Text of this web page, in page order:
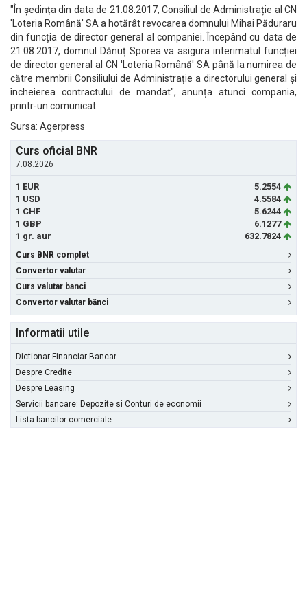
"În ședința din data de 21.08.2017, Consiliul de Administrație al CN
'Loteria Română' SA a hotărât revocarea domnului Mihai Păduraru
din funcția de director general al companiei. Începând cu data de
21.08.2017, domnul Dănuț Sporea va asigura interimatul funcției
de director general al CN 'Loteria Română' SA până la numirea de
către membrii Consiliului de Administrație a directorului general și
încheierea contractului de mandat", anunța atunci compania,
printr-un comunicat.
Sursa: Agerpress
Curs oficial BNR
7.08.2026
1 EUR
5.2554
1 USD
4.5584
1 CHF
5.6244
1 GBP
6.1277
1 gr. aur
632.7824
Curs BNR complet
Convertor valutar
Curs valutar banci
Convertor valutar bănci
Informatii utile
Dictionar Financiar-Bancar
Despre Credite
Despre Leasing
Servicii bancare: Depozite si Conturi de economii
Lista bancilor comerciale